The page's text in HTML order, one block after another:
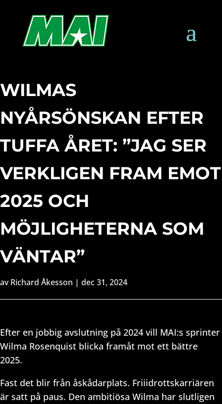
WILMAS
NYÅRSÖNSKAN EFTER
TUFFA ÅRET: ”JAG SER
VERKLIGEN FRAM EMOT
2025 OCH
MÖJLIGHETERNA SOM
VÄNTAR”
avRichard Åkesson | dec 31, 2024
Efter en jobbig avslutning på 2024 vill MAI:s sprinter
Wilma Rosenquist blicka framåt mot ett bättre
2025.
Fast det blir från åskådarplats. Friiidrottskarriären
är satt på paus. Den ambitiösa Wilma har slutligen